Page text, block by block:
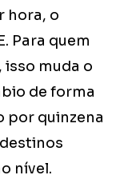
hora, o
Para quem
muda o
de forma
por quinzena
nível.